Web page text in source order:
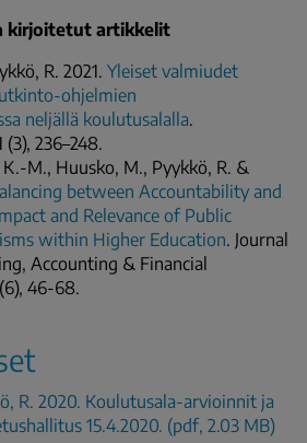
kirjoitetut artikkelit
R. 2021. Yleiset valmiudet
ohjelmien
neljällä koulutusalalla.
236–248.
K.-M., Huusko, M., Pyykkö, R. &
between Accountability and
and Relevance of Public
within Higher Education. Journal
Accounting & Financial
46-68.
R. 2020. Koulutusala-arvioinnit ja
15.4.2020. (pdf, 2.03 MB)